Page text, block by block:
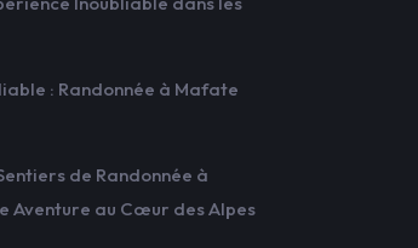
: Randonnée à Mafate
de Randonnée à
Aventure au Cœur des Alpes